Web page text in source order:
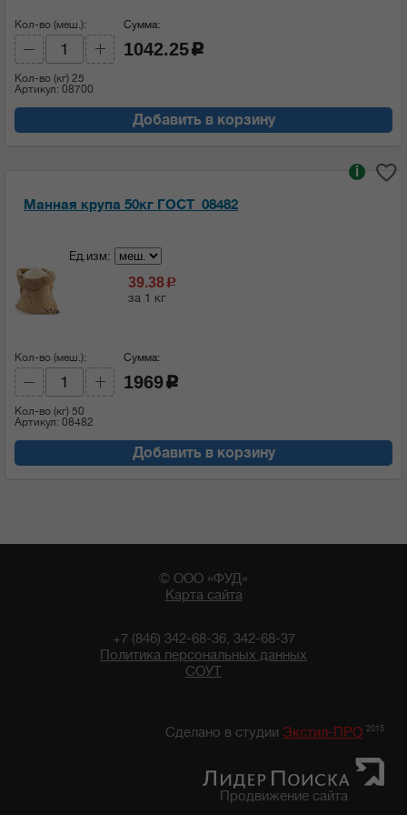
Кол-во (меш.):
Кол-во (кг) 25
Артикул: 08700
Сумма:
1042.25 c
Добавить в корзину
Манная крупа 50кг ГОСТ_08482
i
Ед.изм:
39.38c
за 1 кг
Кол-во (меш.):
Кол-во (кг) 50
Артикул: 08482
Сумма:
1969 c
Добавить в корзину
© ООО «ФУД»
Карта сайта
+7 (846) 342-68-36, 342-68-37
Политика персональных данных
СОУТ
Сделано в студии Экстил-ПРО 2015
Продвижение сайта